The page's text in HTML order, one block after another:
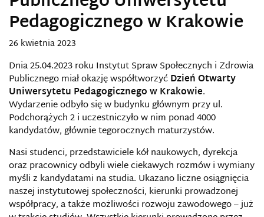
Pedagogicznego w Krakowie
26 kwietnia 2023
Dnia 25.04.2023 roku Instytut Spraw Społecznych i Zdrowia
Publicznego miał okazję współtworzyćDzień Otwarty
Uniwersytetu Pedagogicznego w Krakowie.
Wydarzenie odbyło się w budynku głównym przy ul.
Podchorążych 2 i uczestniczyło w nim ponad 4000
kandydatów, głównie tegorocznych maturzystów.
Nasi studenci, przedstawiciele kół naukowych, dyrekcja
oraz pracownicy odbyli wiele ciekawych rozmów i wymiany
myśli z kandydatami na studia. Ukazano liczne osiągnięcia
naszej instytutowej społeczności, kierunki prowadzonej
współpracy, a także możliwości rozwoju zawodowego – już